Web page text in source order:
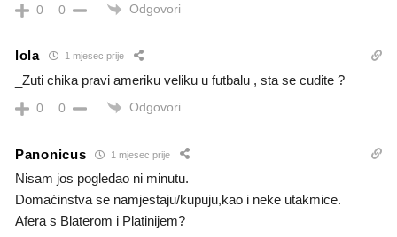
0 0 Odgovori
lola 1 mjesec prije
_Zuti chika pravi ameriku veliku u futbalu , sta se cudite ?
0 0 Odgovori
Panonicus 1 mjesec prije
Nisam jos pogledao ni minutu.
Domaćinstva se namjestaju/kupuju,kao i neke utakmice.
Afera s Blaterom i Platinijem?